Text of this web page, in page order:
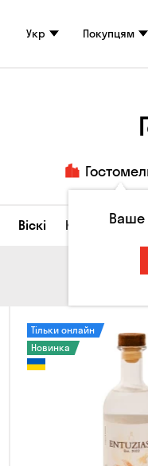
Укр Покупцям
Віскі Коктейлі
Тільки онлайн
Новинка
Ваше